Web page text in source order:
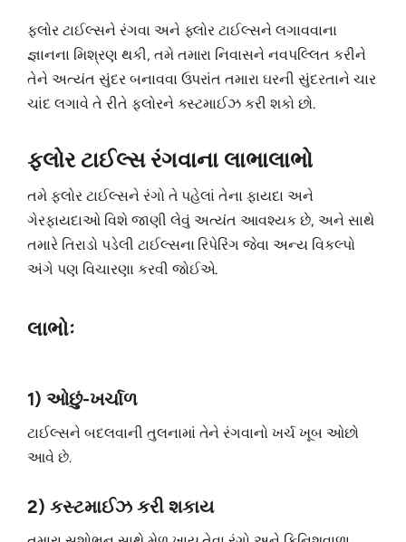
ફ્લોર ટાઈલ્સને રંગવા અને ફ્લોર ટાઈલ્સને લગાવવાના
જ્ઞાનના મિશ્રણ થકી, તમે તમારા નિવાસને નવપલ્લિત કરીને
તેને અત્યંત સુંદર બનાવવા ઉપરાંત તમારા ઘરની સુંદરતાને ચાર
ચાંદ લગાવે તે રીતે ફ્લોરને કસ્ટમાઈઝ કરી શકો છો.
ફ્લોર ટાઈલ્સ રંગવાના લાભાલાભો
તમે ફ્લોર ટાઈલ્સને રંગો તે પહેલાં તેના ફાયદા અને
ગેરફાયદાઓ વિશે જાણી લેવું અત્યંત આવશ્યક છે, અને સાથે
તમારે તિરાડો પડેલી ટાઈલ્સના રિપેરિંગ જેવા અન્ય વિકલ્પો
અંગે પણ વિચારણા કરવી જોઈએ.
લાભોઃ
1) ઓછું-ખર્ચાળ
ટાઈલ્સને બદલવાની તુલનામાં તેને રંગવાનો ખર્ચ ખૂબ ઓછો
આવે છે.
2) કસ્ટમાઈઝ કરી શકાય